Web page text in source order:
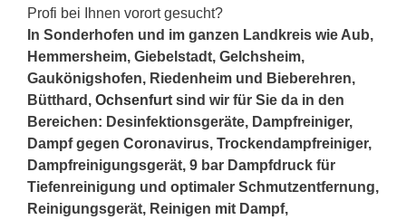
Profi bei Ihnen vorort gesucht?
In Sonderhofen und im ganzen Landkreis wie Aub,
Hemmersheim, Giebelstadt, Gelchsheim,
Gaukönigshofen, Riedenheim und Bieberehren,
Bütthard, Ochsenfurt sind wir für Sie da in den
Bereichen: Desinfektionsgeräte, Dampfreiniger,
Dampf gegen Coronavirus, Trockendampfreiniger,
Dampfreinigungsgerät, 9 bar Dampfdruck für
Tiefenreinigung und optimaler Schmutzentfernung,
Reinigungsgerät, Reinigen mit Dampf,